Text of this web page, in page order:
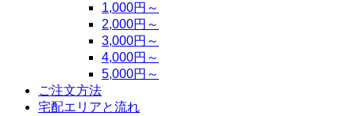
1,000円～
2,000円～
3,000円～
4,000円～
5,000円～
ご注文方法
宅配エリアと流れ